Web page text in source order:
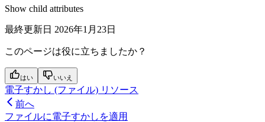
Show child attributes
最終更新日 2026年1月23日
このページは役に立ちましたか？
はい いいえ
電子すかし (ファイル) リソース
前へ
ファイルに電子すかしを適用